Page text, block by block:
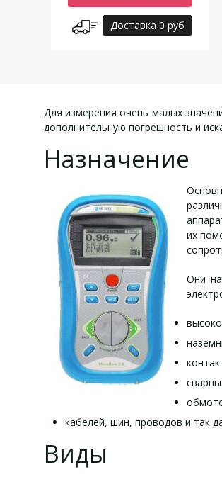
Доставка 0 руб
Для измерения очень малых
дополнительную погрешность и
Назначение
их
Они
кабелей, шин, проводов и так
Виды